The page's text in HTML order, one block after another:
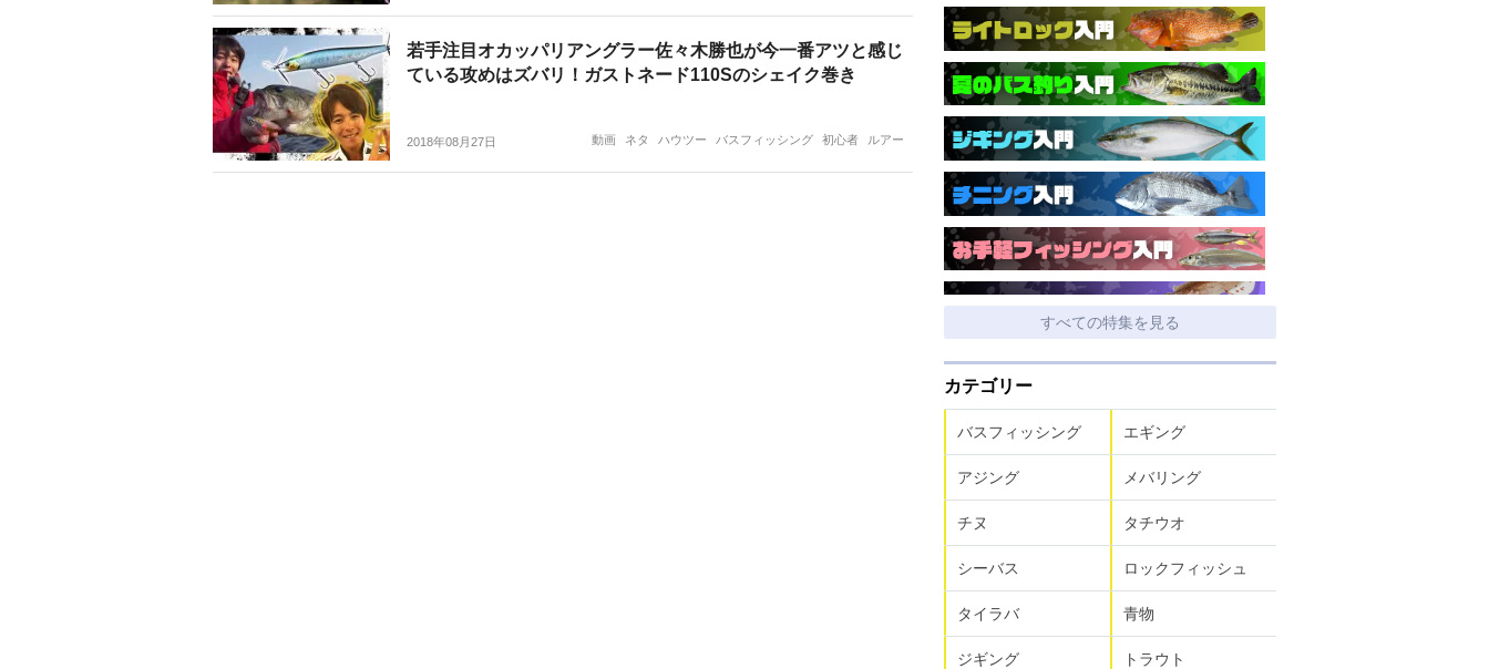
若手注目オカッパリアングラー佐々木勝也が今一番アツと感じ
ている攻めはズバリ！ガストネード110Sのシェイク巻き
2018年08月27日 動画 ネタ ハウツー バスフィッシング 初心者 ルアー
すべての特集を見る
カテゴリー
バスフィッシング エギング
アジング メバリング
チヌ タチウオ
シーバス ロックフィッシュ
タイラバ 青物
ジギング トラウト